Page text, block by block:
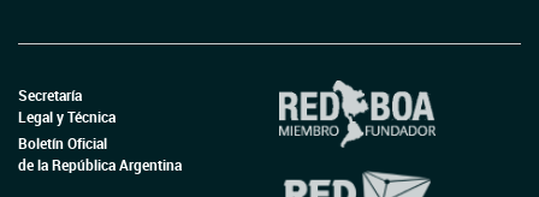
Secretaría
Legal y Técnica
Boletín Oficial
de la República Argentina